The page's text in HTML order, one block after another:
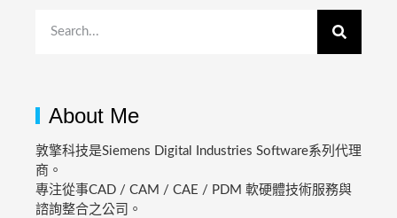
About Me
敦擎科技是Siemens Digital Industries Software系列代理
商。
專注從事CAD / CAM / CAE / PDM 軟硬體技術服務與
諮詢整合之公司。